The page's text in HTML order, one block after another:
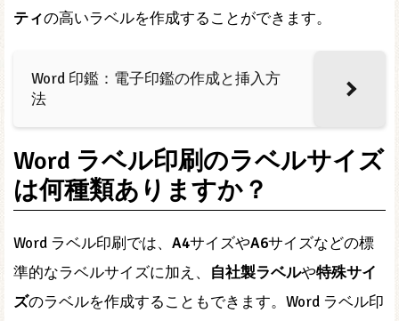
ティの高いラベルを作成することができます。
Word 印鑑：電子印鑑の作成と挿入方
法
Word ラベル印刷のラベルサイズ
は何種類ありますか？
Word ラベル印刷では、 A4サイズやA6サイズなどの標
準的なラベルサイズに加え、 自社製ラベルや特殊サイ
ズのラベルを作成することもできます。Word ラベル印